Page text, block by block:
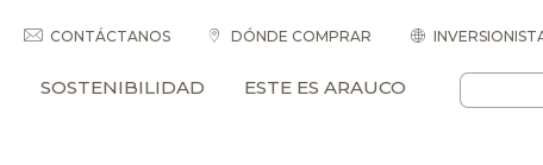
CONTÁCTANOS DÓNDE COMPRAR
SOSTENIBILIDAD ESTE ES ARAUCO